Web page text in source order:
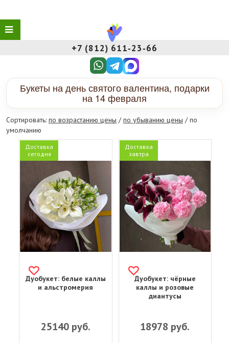
+7 (812) 611‑23‑66
Букеты на день святого валентина, подарки
на 14 февраля
Сортировать: по возрастанию цены /по убыванию цены / по
умолчанию
Доставка
сегодня
Дуобукет: белые каллы
и альстромерия
25140руб.
Доставка
завтра
Дуобукет: чёрные
каллы и розовые
диантусы
18978 руб.